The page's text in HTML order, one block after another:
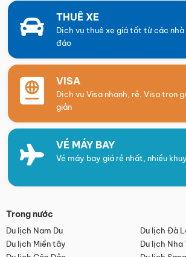
THUÊ XE
Dịch vụ thuê xe giá tốt từ các nhà
đáo
VISA
Dịch vụ Visa nhanh, rẻ. Visa trọn
giản
VÉ MÁY BAY
Vé máy bay giá rẻ nhất, nhiều
Trong nước
Du lịch Nam Du
Du lịch Đà
Du lịch Miền tây
Du lịch Nha